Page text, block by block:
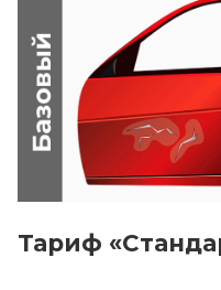
Тариф